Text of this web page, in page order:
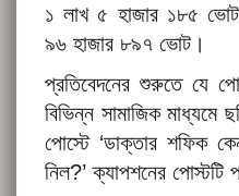
১ লাখ ৫ হাজার ১৮৫ ভোট
৯৬ হাজার ৮৯৭ ভোট।
প্রতিবেদনের শুরুতে যে
বিভিন্ন সামাজিক মাধ্যমে
পোস্টে ‘ডাক্তার শফিক
নিল?’ ক্যাপশনের পোস্টটি